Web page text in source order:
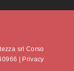
srl Corso
|
Privacy